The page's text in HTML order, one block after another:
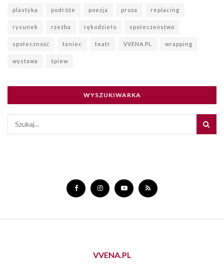
plastyka podróże poezja proza replacing
rysunek rzeźba rękodzieło społeczeństwo
społeczność taniec teatr VVENA.PL wrapping
wystawa śpiew
WYSZUKIWARKA
VVENA.PL